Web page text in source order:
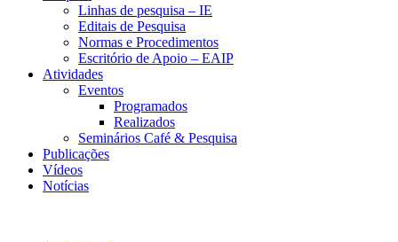
Linhas de pesquisa – IE
Editais de Pesquisa
Normas e Procedimentos
Escritório de Apoio – EAIP
Atividades
Eventos
Programados
Realizados
Seminários Café & Pesquisa
Publicações
Vídeos
Notícias